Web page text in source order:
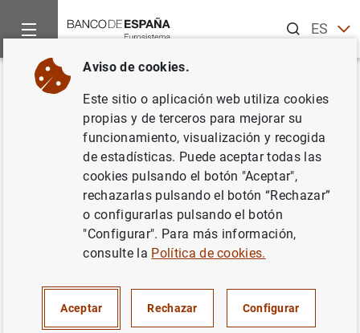
ESEN
Inicio Noticias y eventos
Volver
Gobernador. Flujos de capital,
tipos de cambio y geopolítica:
El valor de la confianza en un
orden global cambiante
Aviso de cookies.
Este sitio o aplicación web utiliza cookies
propias y de terceros para mejorar su
funcionamiento, visualización y recogida
de estadísticas. Puede aceptar todas las
cookies pulsando el botón "Aceptar",
rechazarlas pulsando el botón “Rechazar”
o configurarlas pulsando el botón
"Configurar". Para más información,
consulte la Política de cookies.
Aceptar Rechazar Configurar